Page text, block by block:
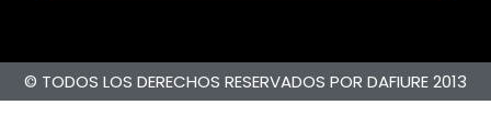
© TODOS LOS DERECHOS RESERVADOS POR DAFIURE 2013